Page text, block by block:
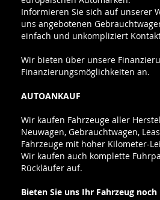
Informieren Sie sich auf unserer
uns angebotenen
einfach und unkompliziert
Wir bieten über unsere
Finanzierungsmöglichkeiten an.
AUTOANKAUF
Wir kaufen Fahrzeuge aller
Neuwagen, Gebrauchtwagen,
Fahrzeuge mit hoher Kilometer-
Wir kaufen auch komplette
Rückläufer auf.
Bieten Sie uns Ihr Fahrzeug noch